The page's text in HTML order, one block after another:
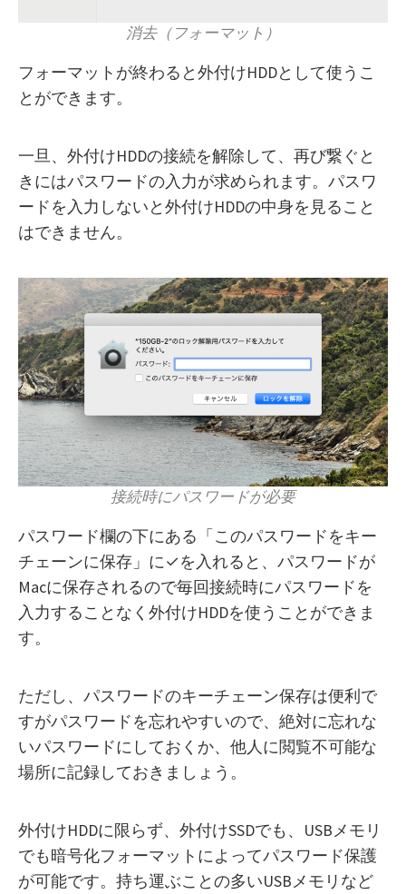
消去（フォーマット）
フォーマットが終わると外付けHDDとして使うこ
とができます。
一旦、外付けHDDの接続を解除して、再び繋ぐと
きにはパスワードの入力が求められます。パスワ
ードを入力しないと外付けHDDの中身を見ること
はできません。
接続時にパスワードが必要
パスワード欄の下にある「このパスワードをキー
チェーンに保存」に✓を入れると、パスワードが
Macに保存されるので毎回接続時にパスワードを
入力することなく外付けHDDを使うことができま
す。
ただし、パスワードのキーチェーン保存は便利で
すがパスワードを忘れやすいので、絶対に忘れな
いパスワードにしておくか、他人に閲覧不可能な
場所に記録しておきましょう。
外付けHDDに限らず、外付けSSDでも、USBメモリ
でも暗号化フォーマットによってパスワード保護
が可能です。持ち運ぶことの多いUSBメモリなど